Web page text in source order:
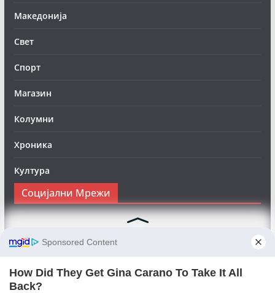
Македонија
Свет
Спорт
Магазин
Колумни
Хроника
Култура
Социјални Мрежи
Следете нè на Фејсбук за да сте во тек со најновите